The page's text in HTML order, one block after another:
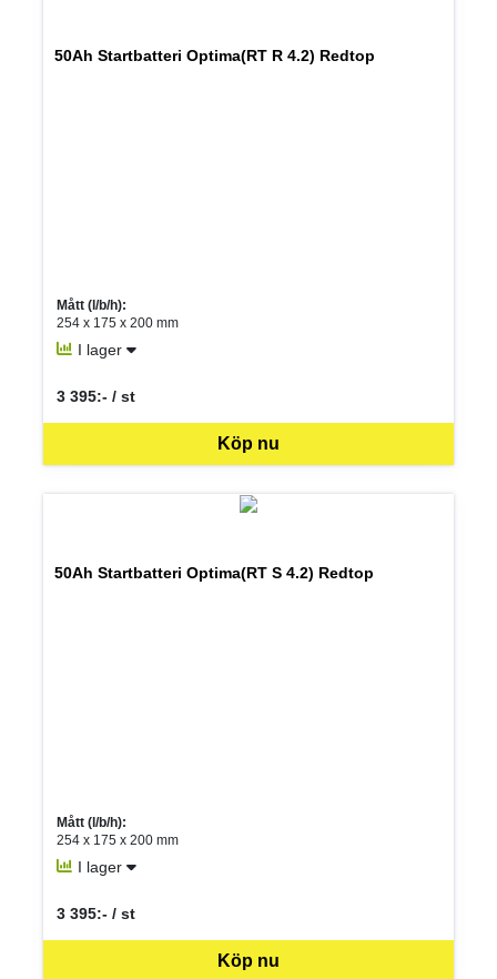
50Ah Startbatteri Optima(RT R 4.2) Redtop
Mått (l/b/h):
254 x 175 x 200 mm
I lager
Köp nu
3 395:- / st
SEK per ST
50Ah Startbatteri Optima(RT S 4.2) Redtop
Mått (l/b/h):
254 x 175 x 200 mm
I lager
Köp nu
3 395:- / st
SEK per ST